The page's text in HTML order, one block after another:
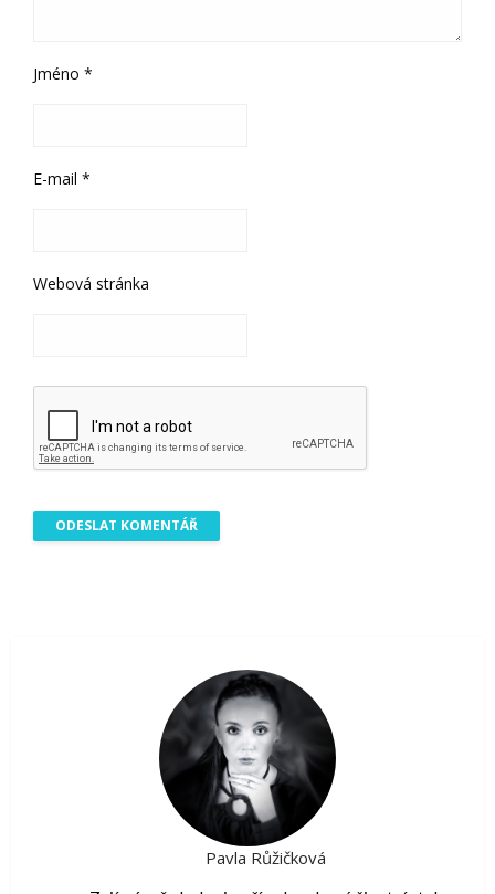
Jméno *
E-mail *
Webová stránka
Pavla Růžičková